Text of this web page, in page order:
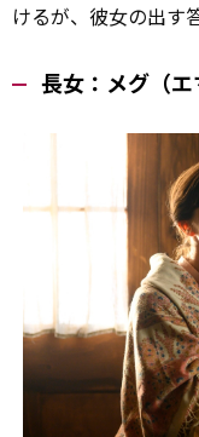
けるが、彼女の出す
長女：メグ（エ